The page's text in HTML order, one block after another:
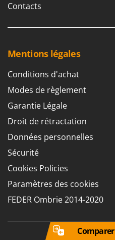
Contacts
Mentions légales
Conditions d'achat
Modes de règlement
Garantie Légale
Droit de rétractation
Données personnelles
Sécurité
Cookies Policies
Paramètres des cookies
FEDER Ombrie 2014-2020
Comparer